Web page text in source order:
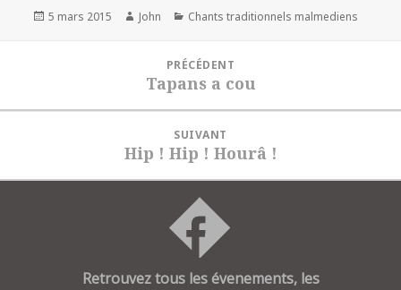
Publié
5 mars 2015 Auteur
John Catégories
Chants traditionnels malmediens
PRÉCÉDENT
Tapans a cou
SUIVANT
suivant :
Hip ! Hip ! Hourâ !
Retrouvez tous les évenements, les